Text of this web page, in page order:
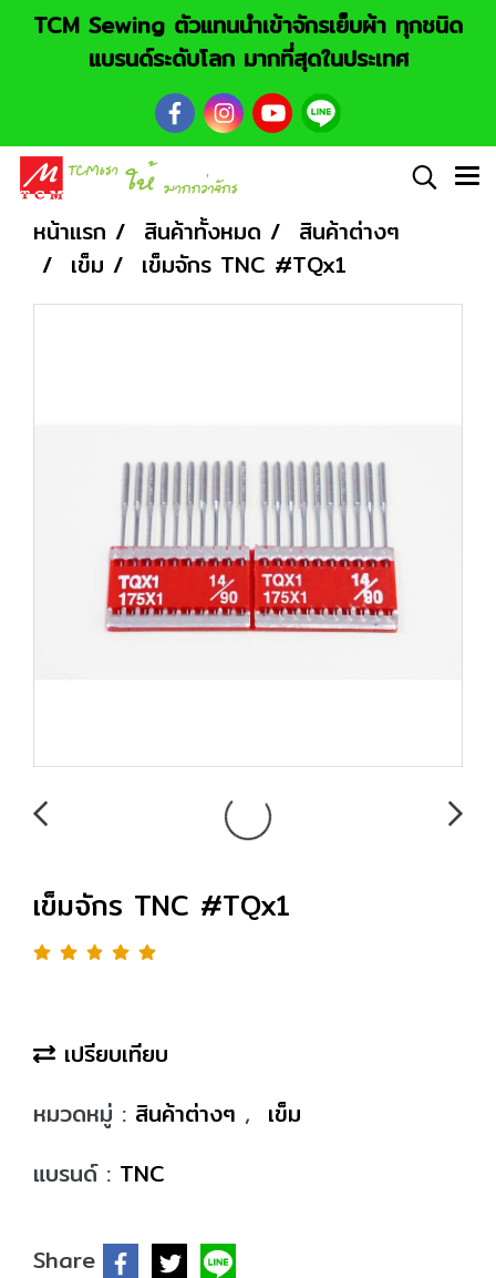
TCM Sewing ตัวแทนนำเข้าจักรเย็บผ้า ทุกชนิด
แบรนด์ระดับโลก มากที่สุดในประเทศ
หน้าแรก สินค้าทั้งหมด
สินค้าต่างๆ
เข็ม
เข็มจักร TNC #TQx1
เข็มจักร TNC #TQx1
เปรียบเทียบ
หมวดหมู่ : สินค้าต่างๆ , เข็ม
แบรนด์ : TNC
Share